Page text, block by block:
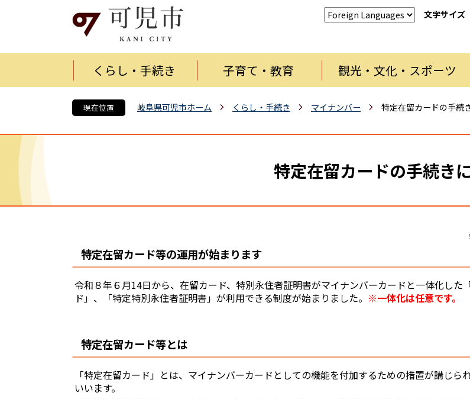
文字サイズ
くらし・手続き 子育て・教育 観光・文化・スポーツ
現在位置 岐阜県可児市ホーム くらし・手続き マイナンバー 特定在留カードの手続
特定在留カードの手続き
特定在留カード等の運用が始まります
令和８年６月14日から、在留カード、特別永住者証明書がマイナンバーカードと一体化した
ド」、「特定特別永住者証明書」が利用できる制度が始まりました。 ※一体化は任意です。
特定在留カード等とは
「特定在留カード」とは、マイナンバーカードとしての機能を付加するための措置が講じら
いいます。